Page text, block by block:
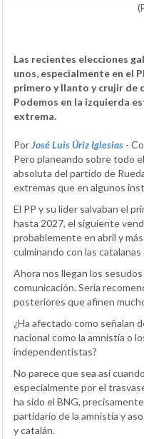
Las recientes elecciones
unos, especialmente en el
primero y llanto y crujir de
Podemos en la izquierda
extrema.
PorJosé Luis Úriz Iglesias -
Pero planeando sobre todo
absoluta del partido de
extremas que en algunos
El PP y su líder salvaban el
hasta 2027, el siguiente
probablemente en abril y
culminando con las
Ahora nos llegan los
comunicación. Sería
posteriores que afinen
¿Ha afectado como señalan
nacional como la amnistía o
independentistas?
No parece que sea así
especialmente por el
ha sido el BNG,
partidario de la amnistía y
y catalán.